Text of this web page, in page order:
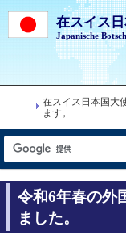
在スイス
Japanische
在スイス日本国大
ます。
令和6年春の
ました。